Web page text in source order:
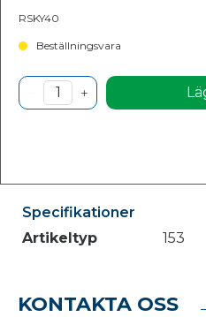
RSKY40
Beställningsvara
Specifikationer
Artikeltyp
153
KONTAKTA OSS